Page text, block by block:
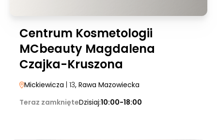
Centrum Kosmetologii
MCbeauty Magdalena
Czajka-Kruszona
Mickiewicza | 13, Rawa Mazowiecka
Teraz zamknięteDzisiaj:10:00-18:00